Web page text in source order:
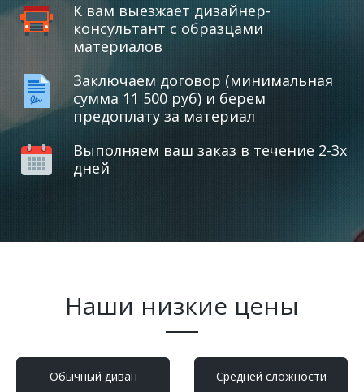
К вам выезжает дизайнер-
консультант с образцами
материалов
Заключаем договор (минимальная
сумма 11 500 руб) и берем
предоплату за материал
Выполняем ваш заказ в течение 2-3х
дней
Наши низкие цены
Обычный диван Средней сложности